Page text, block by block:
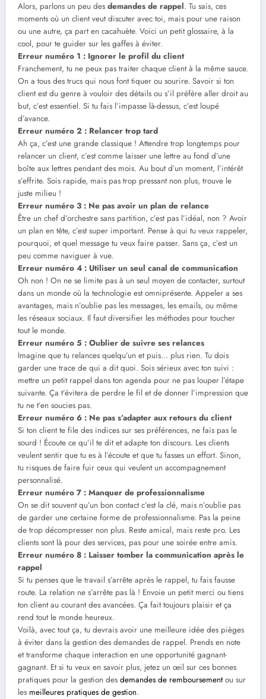
Alors, parlons un peu des demandes de rappel. Tu sais, ces
moments où un client veut discuter avec toi, mais pour une raison
ou une autre, ça part en cacahuète. Voici un petit glossaire, à la
cool, pour te guider sur les gaffes à éviter.
Erreur numéro 1 : Ignorer le profil du client
Franchement, tu ne peux pas traiter chaque client à la même sauce.
On a tous des trucs qui nous font tiquer ou sourire. Savoir si ton
client est du genre à vouloir des détails ou s’il préfère aller droit au
but, c’est essentiel. Si tu fais l’impasse là-dessus, c’est loupé
d’avance.
Erreur numéro 2 : Relancer trop tard
Ah ça, c’est une grande classique ! Attendre trop longtemps pour
relancer un client, c’est comme laisser une lettre au fond d’une
boîte aux lettres pendant des mois. Au bout d’un moment, l’intérêt
s’effrite. Sois rapide, mais pas trop pressant non plus, trouve le
juste milieu !
Erreur numéro 3 : Ne pas avoir un plan de relance
Être un chef d’orchestre sans partition, c’est pas l’idéal, non ? Avoir
un plan en tête, c’est super important. Pense à qui tu veux rappeler,
pourquoi, et quel message tu veux faire passer. Sans ça, c’est un
peu comme naviguer à vue.
Erreur numéro 4 : Utiliser un seul canal de communication
Oh non ! On ne se limite pas à un seul moyen de contacter, surtout
dans un monde où la technologie est omniprésente. Appeler a ses
avantages, mais n’oublie pas les messages, les emails, ou même
les réseaux sociaux. Il faut diversifier les méthodes pour toucher
tout le monde.
Erreur numéro 5 : Oublier de suivre ses relances
Imagine que tu relances quelqu’un et puis… plus rien. Tu dois
garder une trace de qui a dit quoi. Sois sérieux avec ton suivi :
mettre un petit rappel dans ton agenda pour ne pas louper l’étape
suivante. Ça t’évitera de perdre le fil et de donner l’impression que
tu ne t’en soucies pas.
Erreur numéro 6 : Ne pas s’adapter aux retours du client
Si ton client te file des indices sur ses préférences, ne fais pas le
sourd ! Écoute ce qu’il te dit et adapte ton discours. Les clients
veulent sentir que tu es à l’écoute et que tu fasses un effort. Sinon,
tu risques de faire fuir ceux qui veulent un accompagnement
personnalisé.
Erreur numéro 7 : Manquer de professionnalisme
On se dit souvent qu’un bon contact c’est la clé, mais n’oublie pas
de garder une certaine forme de professionnalisme. Pas la peine
de trop décompresser non plus. Reste amical, mais reste pro. Les
clients sont là pour des services, pas pour une soirée entre amis.
Erreur numéro 8 : Laisser tomber la communication après le
rappel
Si tu penses que le travail s’arrête après le rappel, tu fais fausse
route. La relation ne s’arrête pas là ! Envoie un petit merci ou tiens
ton client au courant des avancées. Ça fait toujours plaisir et ça
rend tout le monde heureux.
Voilà, avec tout ça, tu devrais avoir une meilleure idée des pièges
à éviter dans la gestion des demandes de rappel. Prends en note
et transforme chaque interaction en une opportunité gagnant-
gagnant. Et si tu veux en savoir plus, jetez un œil sur ces bonnes
pratiques pour la gestion des demandes de remboursementou sur
les meilleures pratiques de gestion.